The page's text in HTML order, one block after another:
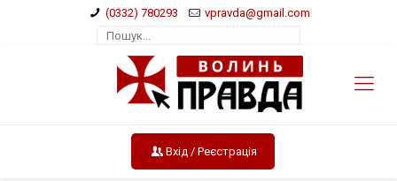
(0332) 780293 vpravda@gmail.com
Вхід / Реєстрація